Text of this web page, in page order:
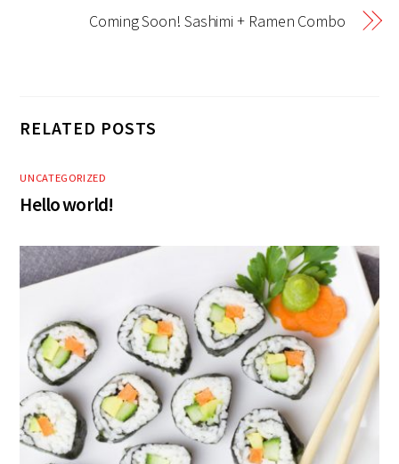
Coming Soon! Sashimi + Ramen Combo
RELATED POSTS
UNCATEGORIZED
Hello world!